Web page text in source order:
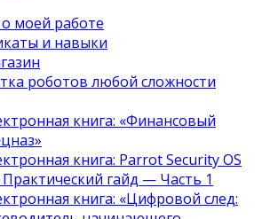
моей работе
и навыки
роботов любой сложности
книга: «Финансовый
книга: Parrot Security OS
Практический гайд — Часть 1
книга: «Цифровой след: